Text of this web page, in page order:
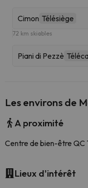
Cimon Télésiège
72 km skiables
Piani di Pezzè
Les environs de
A proximité
Centre de bien-être QC
Lieux d'intérêt